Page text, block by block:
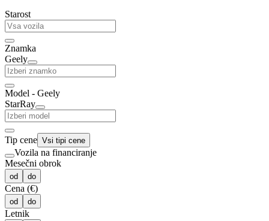
Starost
Znamka
Geely
Model - Geely
StarRay
Tip cene Vsi tipi cene
Vozila na financiranje
Mesečni obrok
od do
Cena (€)
od do
Letnik